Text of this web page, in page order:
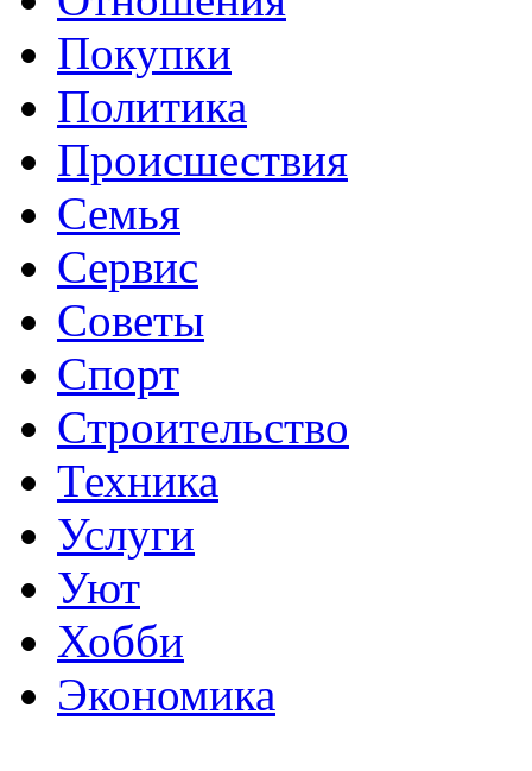
Покупки
Политика
Происшествия
Семья
Сервис
Советы
Спорт
Строительство
Техника
Услуги
Уют
Хобби
Экономика